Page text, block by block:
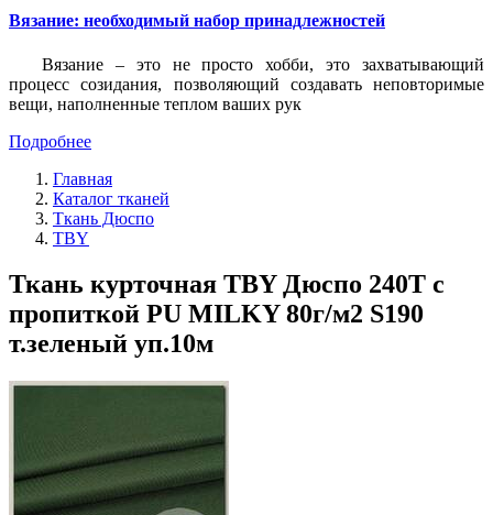
Вязание: необходимый набор принадлежностей
Вязание – это не просто хобби, это захватывающий
процесс созидания, позволяющий создавать неповторимые
вещи, наполненные теплом ваших рук
Подробнее
Главная
Каталог тканей
Ткань Дюспо
TBY
Ткань курточная TBY Дюспо 240T с
пропиткой PU MILKY 80г/м2 S190
т.зеленый уп.10м